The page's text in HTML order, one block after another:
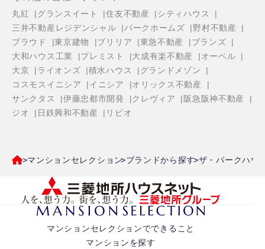
丸紅 グランスイート 住友不動産
シティハウス
三井不動産レジデンシャル
パークホームズ
野村不動産
プラウド
東京建物 ブリリア 東急不動産
ブランズ
大和ハウス工業
プレミスト 大成有楽不動産
オーベル
大京
ライオンズ 積水ハウス
グランドメゾン
コスモスイニシア
イニシア
オリックス不動産
サンクタス
伊藤忠都市開発 クレヴィア
阪急阪神不動産
ジオ
日鉄興和不動産 リビオ
マンションセレクション ブランドから探す ザ・パークハウ
マンションセレクションでできること
マンションを探す